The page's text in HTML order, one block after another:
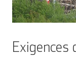
Exigences